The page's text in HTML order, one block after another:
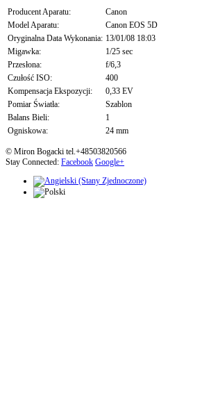
Producent Aparatu:
Canon
Model Aparatu:
Canon EOS 5D
Oryginalna Data Wykonania: 13/01/08 18:03
Migawka:
1/25 sec
Przesłona:
f/6,3
Czułość ISO:
400
Kompensacja Ekspozycji:
0,33 EV
Pomiar Światła:
Szablon
Balans Bieli:
1
Ogniskowa:
24 mm
© Miron Bogacki tel.+48503820566
Stay Connected: Facebook Google+